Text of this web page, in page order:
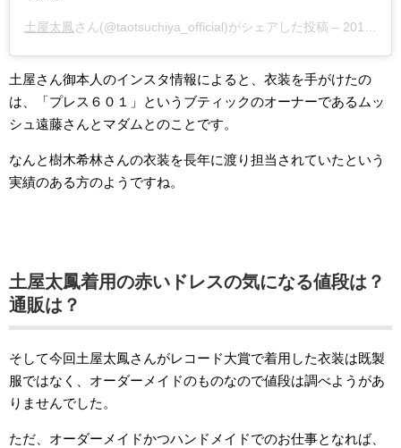
土屋太鳳さん(@taotsuchiya_official)がシェアした投稿 – 2018年12月月29日午後11時24分PST
土屋さん御本人のインスタ情報によると、衣装を手がけたの
は、「プレス６０１」というブティックのオーナーであるムッ
シュ遠藤さんとマダムとのことです。
なんと樹木希林さんの衣装を長年に渡り担当されていたという
実績のある方のようですね。
土屋太鳳着用の赤いドレスの気になる値段は？
通販は？
そして今回土屋太鳳さんがレコード大賞で着用した衣装は既製
服ではなく、オーダーメイドのものなので値段は調べようがあ
りませんでした。
ただ、オーダーメイドかつハンドメイドでのお仕事となれば、